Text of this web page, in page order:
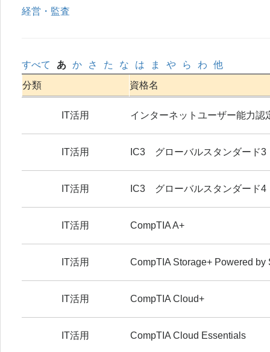
経営・監査
すべて あ か さ た な は ま や ら わ
他
分類
資格名
IT活用 インターネットユーザー能力認
IT活用 IC3 グローバルスタンダード3
IT活用 IC3 グローバルスタンダード4
IT活用 CompTIA A+
IT活用 CompTIA Storage+ Powered by
IT活用 CompTIA Cloud+
IT活用 CompTIA Cloud Essentials